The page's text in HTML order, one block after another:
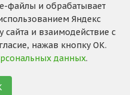
—RuMaster
файлы и обрабатывает
Яндекс
сайта и взаимодействие с
нажав кнопку ОК.
данных.